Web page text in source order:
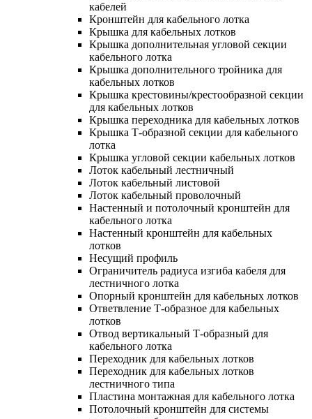
кабелей
Кронштейн для кабельного лотка
Крышка для кабельных лотков
Крышка дополнительная угловой секции
кабельного лотка
Крышка дополнительного тройника для
кабельных лотков
Крышка крестовины/крестообразной секции
для кабельных лотков
Крышка переходника для кабельных лотков
Крышка Т-образной секции для кабельного
лотка
Крышка угловой секции кабельных лотков
Лоток кабельный лестничный
Лоток кабельный листовой
Лоток кабельный проволочный
Настенный и потолочный кронштейн для
кабельного лотка
Настенный кронштейн для кабельных
лотков
Несущий профиль
Ограничитель радиуса изгиба кабеля для
лестничного лотка
Опорный кронштейн для кабельных лотков
Ответвление Т-образное для кабельных
лотков
Отвод вертикальный Т-образный для
кабельного лотка
Переходник для кабельных лотков
Переходник для кабельных лотков
лестничного типа
Пластина монтажная для кабельного лотка
Потолочный кронштейн для системы